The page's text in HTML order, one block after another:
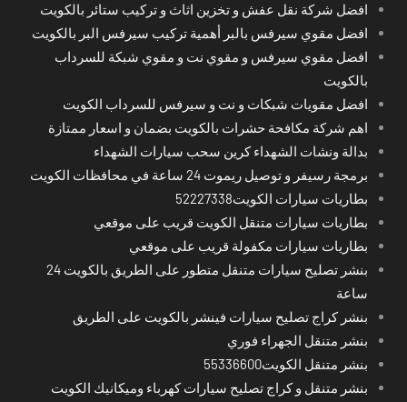
افضل شركة نقل عفش و تخزين اثاث و تركيب ستائر بالكويت
افضل مقوي سيرفس بالبر أهمية تركيب سيرفس البر بالكويت
افضل مقوي سيرفس و مقوي نت و مقوي شبكة للسرداب
بالكويت
افضل مقويات شبكات و نت و سيرفس للسرداب الكويت
اهم شركة مكافحة حشرات بالكويت بضمان و اسعار ممتازة
بدالة ونشات الشهداء كرين سحب سيارات الشهداء
برمجة رسيفر و توصيل ريموت 24 ساعة في محافظات الكويت
بطاريات سيارات الكويت52227338
بطاريات سيارات متنقل الكويت قريب على موقعي
بطاريات سيارات مكفولة قريب على موقعي
بنشر تصليح سيارات متنقل متطور على الطريق بالكويت 24
ساعة
بنشر كراج تصليح سيارات فينشر بالكويت على الطريق
بنشر متنقل الجهراء فوري
بنشر متنقل الكويت55336600
بنشر متنقل و كراج تصليح سيارات كهرباء وميكانيك الكويت